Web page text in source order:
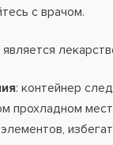
с врачом.
является
: контейнер
прохладном